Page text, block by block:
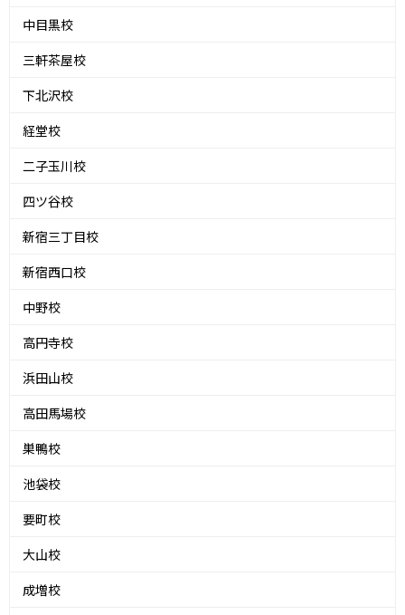
中目黒校
三軒茶屋校
下北沢校
経堂校
二子玉川校
四ツ谷校
新宿三丁目校
新宿西口校
中野校
高円寺校
浜田山校
高田馬場校
巣鴨校
池袋校
要町校
大山校
成増校